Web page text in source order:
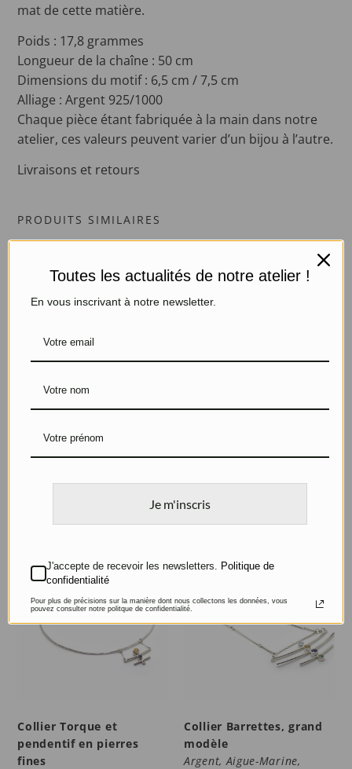
mat de cette matière.
Poids : 17,8 grammes
Longueur de la chaîne : 50 cm
Dimensions du motif : 6,5 cm / 7,5 cm
Alliage : Argent 925/1000
Chaque pièce étant fabriquée à la main dans notre
atelier, ces valeurs peuvent varier d’un bijou à l’autre.
Livraisons et retours
PRODUITS SIMILAIRES
Argent et Citrine
Promo !
Saphir, Rubis et Citrine
340€
Promo !
Collier Torque et
pendentif en pierres
fines
Collier Barrettes, grand
modèle
Argent, Aigue-Marine,
Toutes les actualités de notre atelier !
En vous inscrivant à notre newsletter.
Je m'inscris
J'accepte de recevoir les newsletters. Politique de
confidentialité
Pour plus de précisions sur la manière dont nous collectons les données, vous
pouvez consulter notre politque de confidentialité.